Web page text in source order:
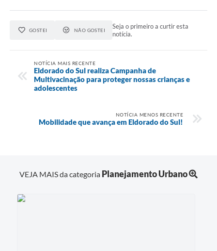
GOSTEI NÃO GOSTEI
Seja o primeiro a curtir esta
notícia.
NOTÍCIA MAIS RECENTE
Eldorado do Sul realiza Campanha de
Multivacinação para proteger nossas crianças e
adolescentes
NOTÍCIA MENOS RECENTE
Mobilidade que avança em Eldorado do Sul!
VEJA MAIS da categoria Planejamento Urbano